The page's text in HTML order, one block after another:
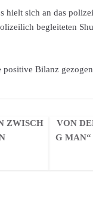
hielt sich an das
begleiteten
Bilanz
ZWISCH
VON
G